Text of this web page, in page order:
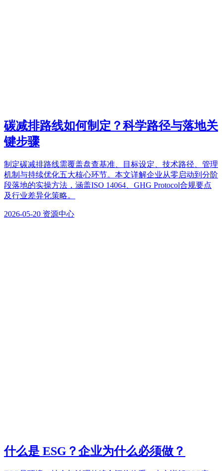
碳减排路线如何制定？科学路径与落地关
键步骤
制定碳减排路线需覆盖盘查基准、目标设定、技术路径、管理
机制与持续优化五大核心环节。本文详解企业从零启动到分阶
段落地的实操方法，涵盖ISO 14064、GHG Protocol合规要点
及行业差异化策略。
2026-05-20 资源中心
什么是 ESG？企业为什么必须做？